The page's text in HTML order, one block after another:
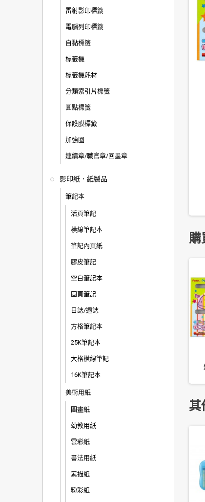
雷射影印標籤
電腦列印標籤
自黏標籤
標籤機
標籤機耗材
分類索引片標籤
圓點標籤
保護膜標籤
加強圈
連續章/職官章/回墨章
影印紙．紙製品
筆記本
活頁筆記
橫線筆記本
筆記內頁紙
膠皮筆記
空白筆記本
固頁筆記
日誌/週誌
方格筆記本
25K筆記本
大格橫線筆記
16K筆記本
美術用紙
圖畫紙
幼教用紙
雲彩紙
書法用紙
素描紙
粉彩紙
購
其